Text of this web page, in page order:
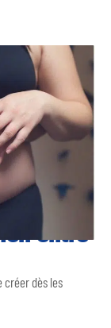
entre
créer dès les